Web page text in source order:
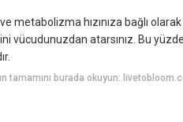
metabolizma hızınıza bağlı
vücudunuzdan atarsınız. Bu
tamamını burada okuyun: